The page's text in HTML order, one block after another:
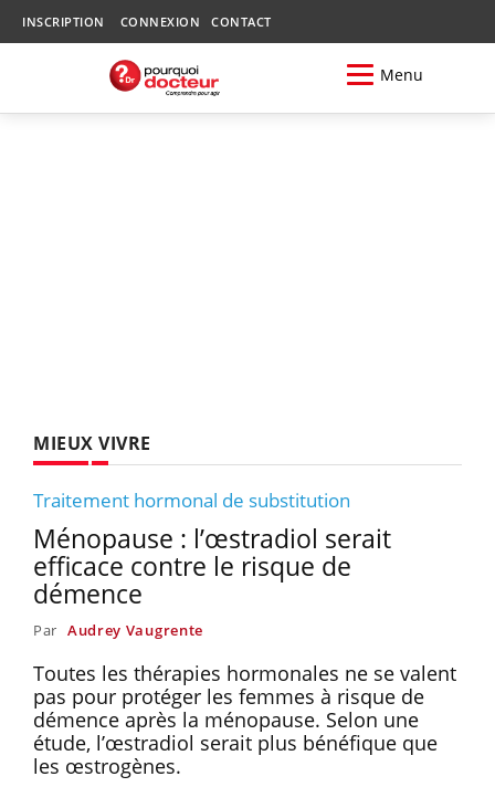
INSCRIPTION CONNEXION CONTACT
Menu
MIEUX VIVRE
Traitement hormonal de substitution
Ménopause : l’œstradiol serait
efficace contre le risque de
démence
Par Audrey Vaugrente
Toutes les thérapies hormonales ne se valent
pas pour protéger les femmes à risque de
démence après la ménopause. Selon une
étude, l’œstradiol serait plus bénéfique que
les œstrogènes.